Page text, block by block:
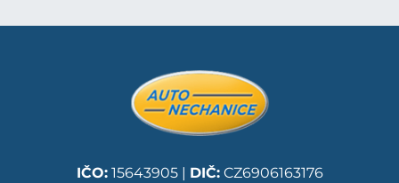
IČO:15643905 | DIČ:CZ6906163176